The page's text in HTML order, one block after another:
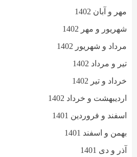
مهر و آبان 1402
شهریور و مهر 1402
مرداد و شهریور 1402
تیر و مرداد 1402
خرداد و تیر 1402
اردیبهشت و خرداد 1402
اسفند و فروردین 1401
بهمن و اسفند 1401
آذر و دی 1401